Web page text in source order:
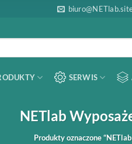
SERWIS
NETlab
Produkty oznaczone